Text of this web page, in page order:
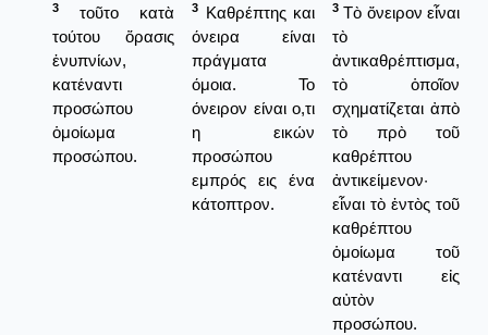
3
τοῦτο κατὰ
τούτου ὅρασις
ἐνυπνίων,
κατέναντι
προσώπου
ὁμοίωμα
προσώπου.
3
Καθρέπτης και
όνειρα είναι
πράγματα
όμοια. Το
όνειρον είναι ο,τι
η εικών
προσώπου
εμπρός εις ένα
κάτοπτρον.
3 Τὸ ὄνειρον εἶναι
τὸ
ἀντικαθρέπτισμα,
τὸ ὁποῖον
σχηματίζεται ἀπὸ
τὸ πρὸ τοῦ
καθρέπτου
ἀντικείμενον·
εἶναι τὸ ἐντὸς τοῦ
καθρέπτου
ὁμοίωμα τοῦ
κατέναντι εἰς
αὐτὸν
προσώπου.